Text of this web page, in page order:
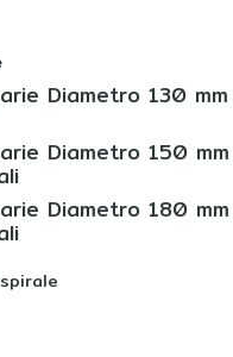
Diametro 130
Diametro 150
Diametro 180